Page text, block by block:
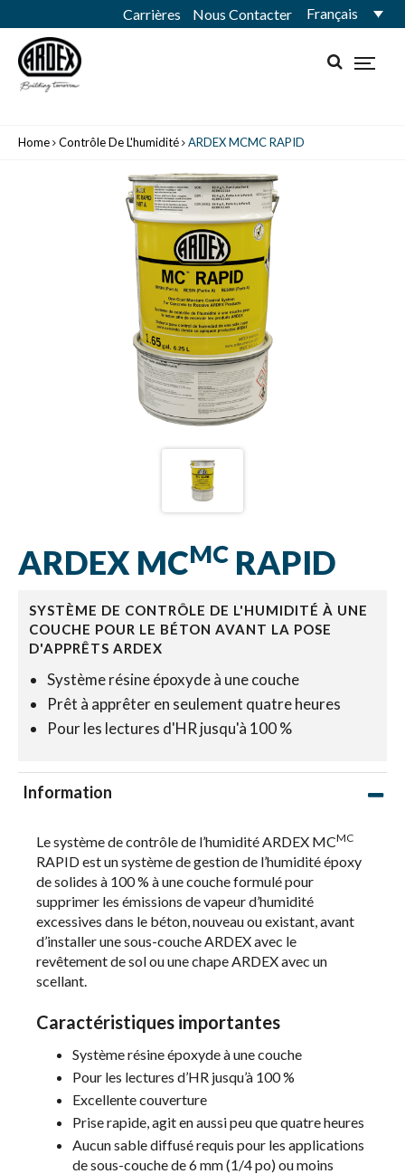
Carrières Nous Contacter Français
Home Contrôle De L'humidité ARDEX MCMC RAPID
ARDEX MCMC RAPID
SYSTÈME DE CONTRÔLE DE L'HUMIDITÉ À UNE
COUCHE POUR LE BÉTON AVANT LA POSE
D'APPRÊTS ARDEX
Système résine époxyde à une couche
Prêt à apprêter en seulement quatre heures
Pour les lectures d'HR jusqu'à 100 %
Information
Le système de contrôle de l’humidité ARDEX MCMC
RAPID est un système de gestion de l’humidité époxy
de solides à 100 % à une couche formulé pour
supprimer les émissions de vapeur d’humidité
excessives dans le béton, nouveau ou existant, avant
d’installer une sous-couche ARDEX avec le
revêtement de sol ou une chape ARDEX avec un
scellant.
Caractéristiques importantes
Système résine époxyde à une couche
Pour les lectures d’HR jusqu’à 100 %
Excellente couverture
Prise rapide, agit en aussi peu que quatre heures
Aucun sable diffusé requis pour les applications
de sous-couche de 6 mm (1/4 po) ou moins